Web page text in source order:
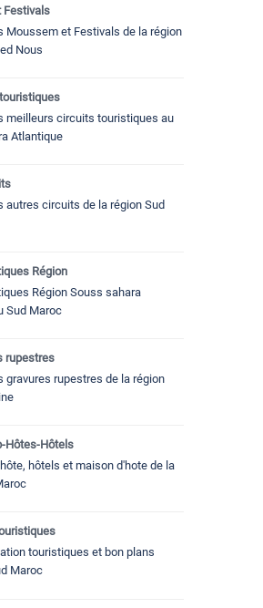
Festivals
Moussem et Festivals de la région
Nous
meilleurs circuits touristiques au
Atlantique
autres circuits de la région Sud
Région
Région Souss sahara
Sud Maroc
rupestres
gravures rupestres de la région
Hôtes-Hôtels
hôtels et maison d'hote de la
touristiques et bon plans
Maroc